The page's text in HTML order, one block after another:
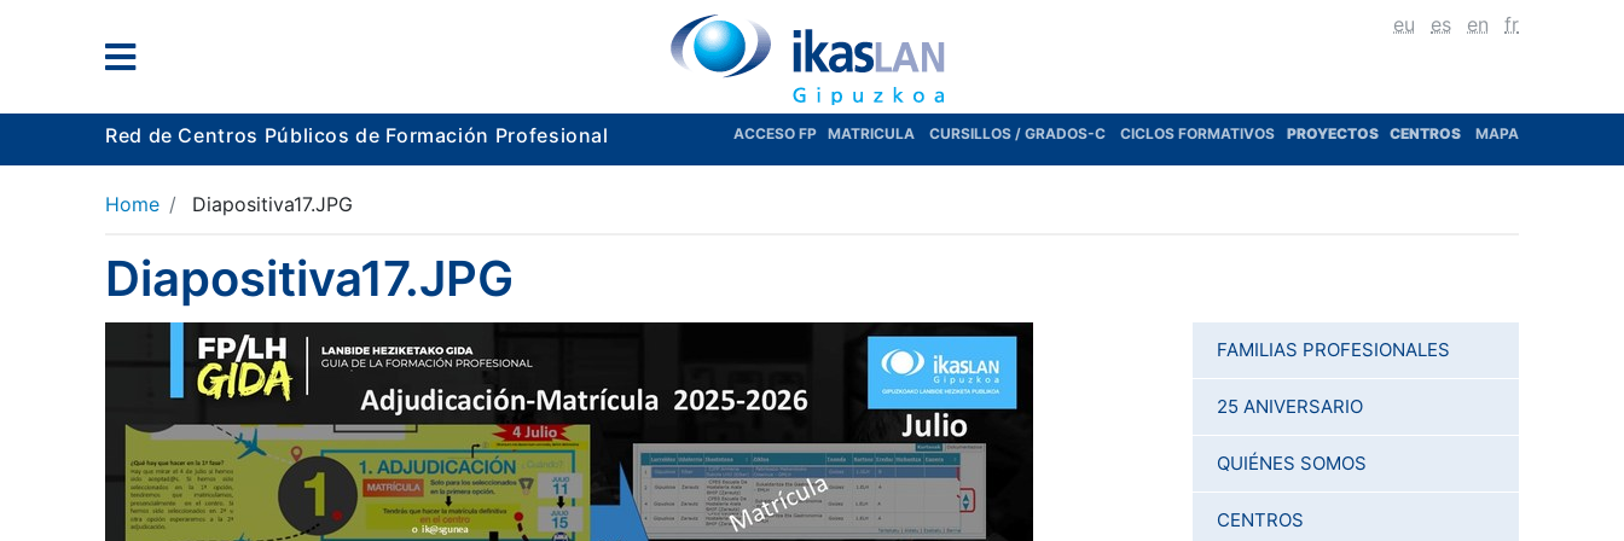
eu es en fr
Red de Centros Públicos de Formación Profesional ACCESO FP MATRICULA CURSILLOS / GRADOS-C CICLOS FORMATIVOS PROYECTOS CENTROS MAPA
Home Diapositiva17.JPG
Diapositiva17.JPG
FAMILIAS PROFESIONALES
25 ANIVERSARIO
QUIÉNES SOMOS
CENTROS